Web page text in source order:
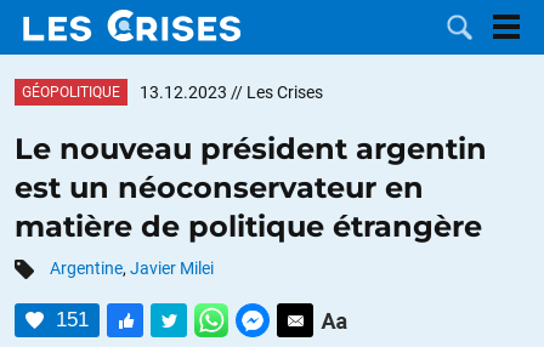
DOSSIERS
CATÉGORIES
MOTS CLÉS
GÉOPOLITIQUE 13.12.2023 // Les Crises
Le nouveau président argentin
est un néoconservateur en
matière de politique étrangère
Argentine, Javier Milei
151